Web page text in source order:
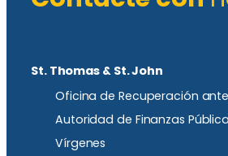
St. Thomas & St. John
Oficina de Recuperación
Autoridad de Finanzas
Vírgenes